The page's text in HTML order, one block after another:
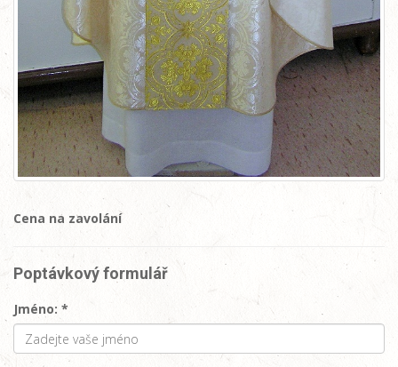
Cena na zavolání
Poptávkový formulář
Jméno: *